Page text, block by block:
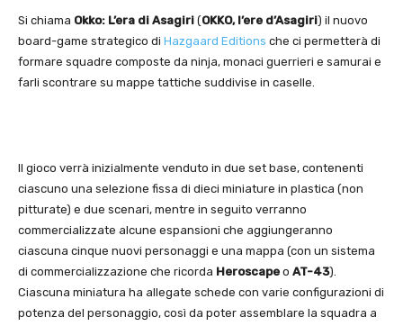
Si chiama Okko: L’era di Asagiri (OKKO, l’ere d’Asagiri) il nuovo
board-game strategico di Hazgaard Editions che ci permetterà di
formare squadre composte da ninja, monaci guerrieri e samurai e
farli scontrare su mappe tattiche suddivise in caselle.
Il gioco verrà inizialmente venduto in due set base, contenenti
ciascuno una selezione fissa di dieci miniature in plastica (non
pitturate) e due scenari, mentre in seguito verranno
commercializzate alcune espansioni che aggiungeranno
ciascuna cinque nuovi personaggi e una mappa (con un sistema
di commercializzazione che ricorda Heroscape o AT-43).
Ciascuna miniatura ha allegate schede con varie configurazioni di
potenza del personaggio, così da poter assemblare la squadra a